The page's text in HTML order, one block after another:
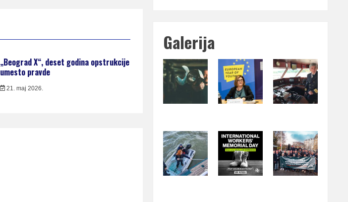
„Beograd X“, deset godina opstrukcije
umesto pravde
21. maj 2026.
Galerija